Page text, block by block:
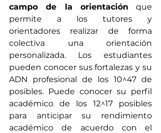
campo de la orientación que
permite a los tutores y
orientadores realizar de forma
colectiva una orientación
personalizada. Los estudiantes
pueden conocer sus fortalezas y su
ADN profesional de los 10^47 de
posibles. Puede conocer su perfil
académico de los 12^17 posibles
para anticipar su rendimiento
académico de acuerdo con el